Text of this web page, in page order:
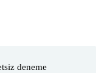
deneme